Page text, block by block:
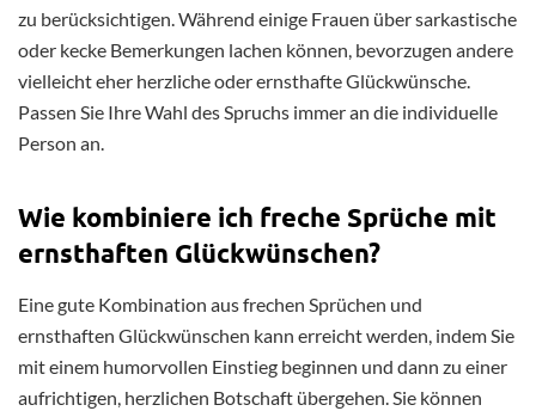
zu berücksichtigen. Während einige Frauen über sarkastische
oder kecke Bemerkungen lachen können, bevorzugen andere
vielleicht eher herzliche oder ernsthafte Glückwünsche.
Passen Sie Ihre Wahl des Spruchs immer an die individuelle
Person an.
Wie kombiniere ich freche Sprüche mit
ernsthaften Glückwünschen?
Eine gute Kombination aus frechen Sprüchen und
ernsthaften Glückwünschen kann erreicht werden, indem Sie
mit einem humorvollen Einstieg beginnen und dann zu einer
aufrichtigen, herzlichen Botschaft übergehen. Sie können